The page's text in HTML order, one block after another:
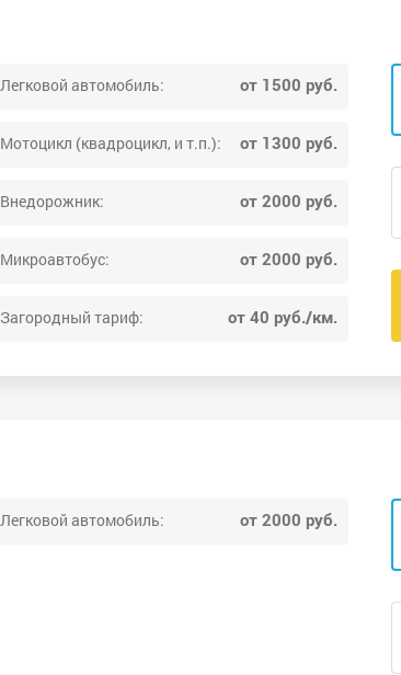
Легковой автомобиль: от 1500 руб.
Мотоцикл (квадроцикл, и т.п.): от 1300 руб.
Внедорожник: от 2000 руб.
Микроавтобус: от 2000 руб.
Загородный тариф: от 40 руб./км.
Легковой автомобиль: от 2000 руб.